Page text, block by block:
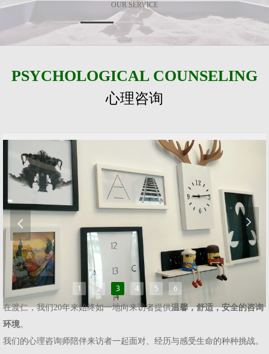
PSYCHOLOGICAL COUNSELING
心理咨询
1 2 3 4 5 6
넳 넲
在渡仁，我们20年来始终如一地向来访者提供温馨，舒适，安全的咨询
环境。
我们的心理咨询师陪伴来访者一起面对、经历与感受生命的种种挑战。
OUR SERVICE